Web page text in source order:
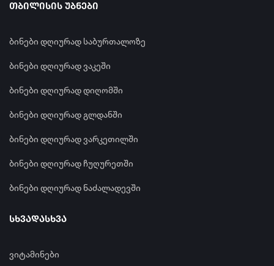
თბილისის უბნები
ბინები დღიურად საბურთალოზე
ბინები დღიურად ვაკეში
ბინები დღიურად დიღომში
ბინები დღიურად გლდანში
ბინები დღიურად ვარკეთილში
ბინები დღიურად ჩუღურეთში
ბინები დღიურად ნაძალადევში
სხვადასხვა
ვიტამინები